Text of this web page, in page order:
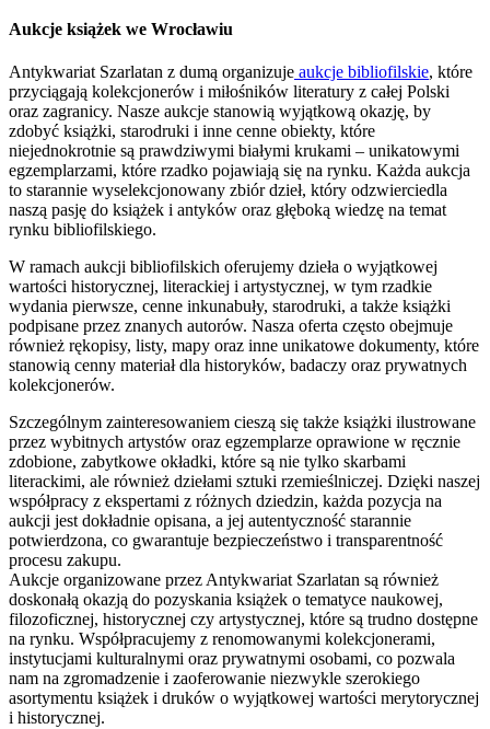
Aukcje książek we Wrocławiu
Antykwariat Szarlatan z dumą organizuje aukcje bibliofilskie, które
przyciągają kolekcjonerów i miłośników literatury z całej Polski
oraz zagranicy. Nasze aukcje stanowią wyjątkową okazję, by
zdobyć książki, starodruki i inne cenne obiekty, które
niejednokrotnie są prawdziwymi białymi krukami – unikatowymi
egzemplarzami, które rzadko pojawiają się na rynku. Każda aukcja
to starannie wyselekcjonowany zbiór dzieł, który odzwierciedla
naszą pasję do książek i antyków oraz głęboką wiedzę na temat
rynku bibliofilskiego.
W ramach aukcji bibliofilskich oferujemy dzieła o wyjątkowej
wartości historycznej, literackiej i artystycznej, w tym rzadkie
wydania pierwsze, cenne inkunabuły, starodruki, a także książki
podpisane przez znanych autorów. Nasza oferta często obejmuje
również rękopisy, listy, mapy oraz inne unikatowe dokumenty, które
stanowią cenny materiał dla historyków, badaczy oraz prywatnych
kolekcjonerów.
Szczególnym zainteresowaniem cieszą się także książki ilustrowane
przez wybitnych artystów oraz egzemplarze oprawione w ręcznie
zdobione, zabytkowe okładki, które są nie tylko skarbami
literackimi, ale również dziełami sztuki rzemieślniczej. Dzięki naszej
współpracy z ekspertami z różnych dziedzin, każda pozycja na
aukcji jest dokładnie opisana, a jej autentyczność starannie
potwierdzona, co gwarantuje bezpieczeństwo i transparentność
procesu zakupu.
Aukcje organizowane przez Antykwariat Szarlatan są również
doskonałą okazją do pozyskania książek o tematyce naukowej,
filozoficznej, historycznej czy artystycznej, które są trudno dostępne
na rynku. Współpracujemy z renomowanymi kolekcjonerami,
instytucjami kulturalnymi oraz prywatnymi osobami, co pozwala
nam na zgromadzenie i zaoferowanie niezwykle szerokiego
asortymentu książek i druków o wyjątkowej wartości merytorycznej
i historycznej.